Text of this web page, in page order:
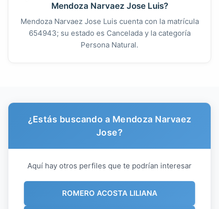
Mendoza Narvaez Jose Luis?
Mendoza Narvaez Jose Luis cuenta con la matrícula
654943; su estado es Cancelada y la categoría
Persona Natural.
¿Estás buscando a Mendoza Narvaez
Jose?
Aquí hay otros perfiles que te podrían interesar
ROMERO ACOSTA LILIANA